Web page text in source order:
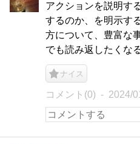
アクションを説明す
するのか、を明示す
方について、豊富な
でも読み返したくな
ナイス
コメント(0) 2024/